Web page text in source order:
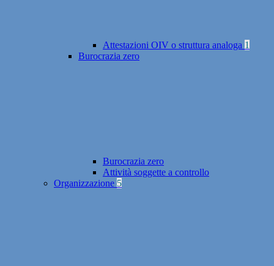
Attestazioni OIV o struttura analoga 1
Burocrazia zero
Burocrazia zero
Attività soggette a controllo
Organizzazione 5